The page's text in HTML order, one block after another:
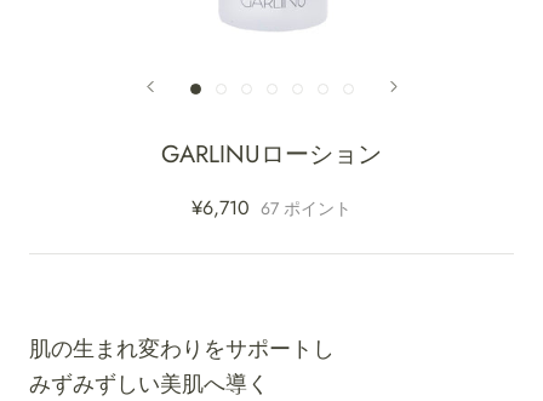
GARLINUローション
¥6,710 67 ポイント
肌の生まれ変わりをサポートし
みずみずしい美肌へ導く